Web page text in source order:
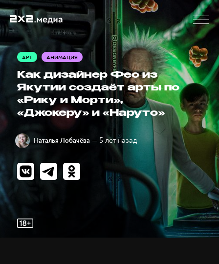
АРТ АНИМАЦИЯ
Как дизайнер Фео из
Якутии создаёт арты по
«Рику и Морти»,
«Джокеру» и «Наруто»
Наталья Лобачёва — 5 лет назад